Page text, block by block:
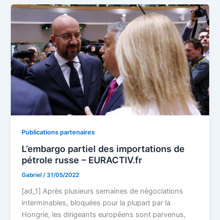
Publications partenaires
L’embargo partiel des importations de
pétrole russe – EURACTIV.fr
Gabriel/31/05/2022
[ad_1] Après plusieurs semaines de négociations
interminables, bloquées pour la plupart par la
Hongrie, les dirigeants européens sont parvenus,